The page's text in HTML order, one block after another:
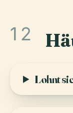
12
Lohnt